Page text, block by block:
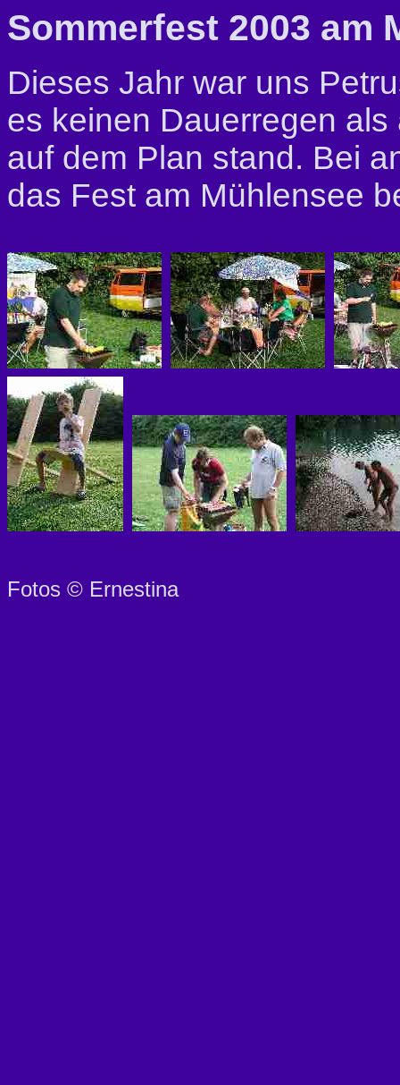
Sommerfest 2003 am
Dieses Jahr war uns
es keinen Dauerregen
auf dem Plan stand. Bei
das Fest am Mühlensee
Fotos © Ernestina